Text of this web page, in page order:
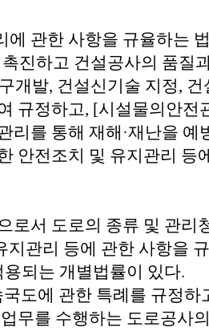
에 관한 사항을 규율하는
진하고 건설공사의 품질
개발, 건설신기술 지정,
규정하고, [시설물의안
리를 통해 재해·재난을
안전조치 및 유지관리 등
로서 도로의 종류 및 관리
지관리 등에 관한 사항을
되는 개별법률이 있다.
도에 관한 특례를 규정
무를 수행하는 도로공사